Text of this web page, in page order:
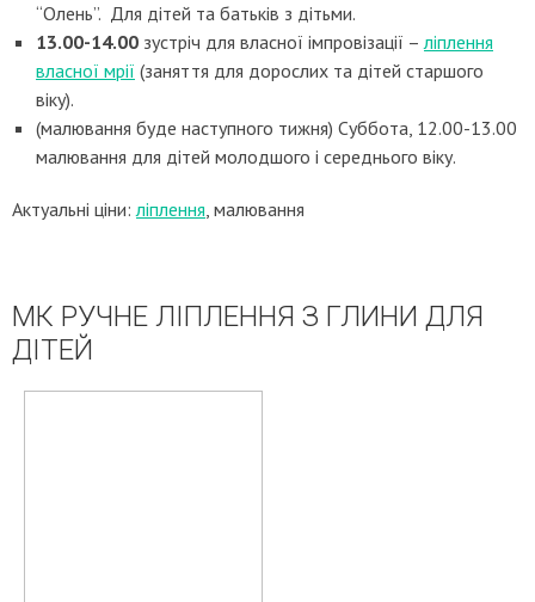
“Олень”. Для дітей та батьків з дітьми.
13.00-14.00 зустріч для власної імпровізації –ліплення
власної мрії (заняття для дорослих та дітей старшого
віку).
(малювання буде наступного тижня) Суббота, 12.00-13.00
малювання для дітей молодшого і середнього віку.
Актуальні ціни:ліплення, малювання
МК РУЧНЕ ЛІПЛЕННЯ З ГЛИНИ ДЛЯ
ДІТЕЙ